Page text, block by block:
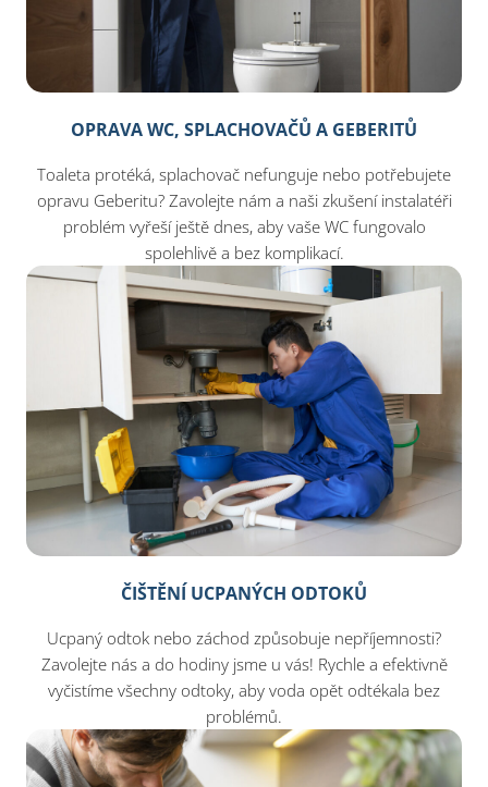
OPRAVA WC, SPLACHOVAČŮ A GEBERITŮ
Toaleta protéká, splachovač nefunguje nebo potřebujete
opravu Geberitu? Zavolejte nám a naši zkušení instalatéři
problém vyřeší ještě dnes, aby vaše WC fungovalo
spolehlivě a bez komplikací.
ČIŠTĚNÍ UCPANÝCH ODTOKŮ
Ucpaný odtok nebo záchod způsobuje nepříjemnosti?
Zavolejte nás a do hodiny jsme u vás! Rychle a efektivně
vyčistíme všechny odtoky, aby voda opět odtékala bez
problémů.